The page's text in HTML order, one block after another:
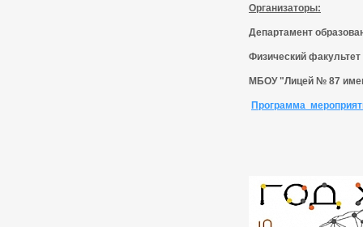
Организаторы:
Департамент
Физический
МБОУ "Лицей № 87
Программа